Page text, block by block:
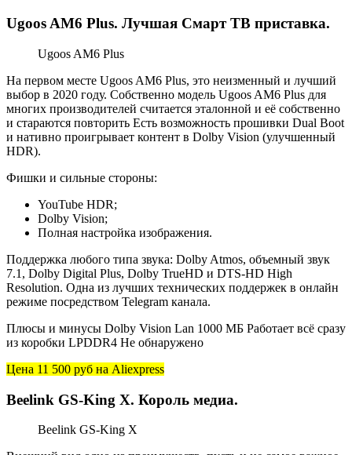
Ugoos AM6 Plus. Лучшая Смарт ТВ приставка.
Ugoos AM6 Plus
На первом месте Ugoos AM6 Plus, это неизменный и лучший
выбор в 2020 году. Собственно модель Ugoos AM6 Plus для
многих производителей считается эталонной и её собственно
и стараются повторить Есть возможность прошивки Dual Boot
и нативно проигрывает контент в Dolby Vision (улучшенный
HDR).
Фишки и сильные стороны:
YouTube HDR;
Dolby Vision;
Полная настройка изображения.
Поддержка любого типа звука: Dolby Atmos, объемный звук
7.1, Dolby Digital Plus, Dolby TrueHD и DTS-HD High
Resolution. Одна из лучших технических поддержек в онлайн
режиме посредством Telegram канала.
Плюсы и минусы Dolby Vision Lan 1000 МБ Работает всё сразу
из коробки LPDDR4 Не обнаружено
Цена 11 500 руб на Aliexpress
Beelink GS-King X. Король медиа.
Beelink GS-King X